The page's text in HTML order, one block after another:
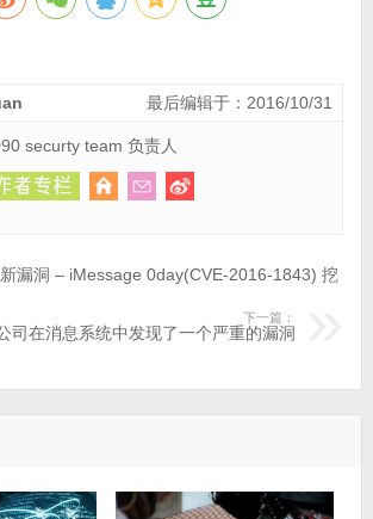
最后编辑于：2016/10/31
securty team 负责人
漏洞 – iMessage 0day(CVE-2016-1843) 挖
下一篇：
司在消息系统中发现了一个严重的漏洞